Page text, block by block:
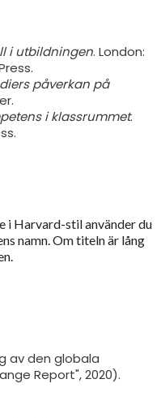
i utbildningen. London:
påverkan på
i klassrummet.
i Harvard-stil använder du
namn. Om titeln är lång
av den globala
Report", 2020).